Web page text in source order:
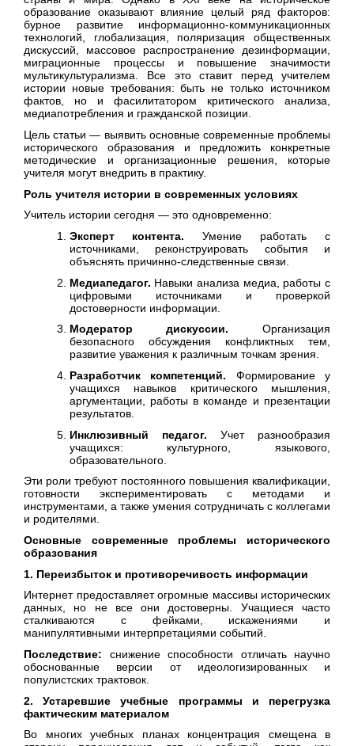
образование оказывают влияние целый ряд факторов:
бурное развитие информационно-коммуникационных
технологий, глобализация, поляризация общественных
дискуссий, массовое распространение дезинформации,
миграционные процессы и повышение значимости
мультикультурализма. Все это ставит перед учителем
истории новые требования: быть не только источником
фактов, но и фасилитатором критического анализа,
медиапотребления и гражданской позиции.
Цель статьи — выявить основные современные проблемы
исторического образования и предложить конкретные
методические и организационные решения, которые
учителя могут внедрить в практику.
Роль учителя истории в современных условиях
Учитель истории сегодня — это одновременно:
Эксперт контента. Умение работать с
источниками, реконструировать события и
объяснять причинно-следственные связи.
Медиапедагог. Навыки анализа медиа, работы с
цифровыми источниками и проверкой
достоверности информации.
Модератор дискуссии. Организация
безопасного обсуждения конфликтных тем,
развитие уважения к различным точкам зрения.
Разработчик компетенций. Формирование у
учащихся навыков критического мышления,
аргументации, работы в команде и презентации
результатов.
Инклюзивный педагог. Учет разнообразия
учащихся: культурного, языкового,
образовательного.
Эти роли требуют постоянного повышения квалификации,
готовности экспериментировать с методами и
инструментами, а также умения сотрудничать с коллегами
и родителями.
Основные современные проблемы исторического
образования
1. Переизбыток и противоречивость информации
Интернет предоставляет огромные массивы исторических
данных, но не все они достоверны. Учащиеся часто
сталкиваются с фейками, искажениями и
манипулятивными интерпретациями событий.
Последствие: снижение способности отличать научно
обоснованные версии от идеологизированных и
популистских трактовок.
2. Устаревшие учебные программы и перегрузка
фактическим материалом
Во многих учебных планах концентрация смещена в